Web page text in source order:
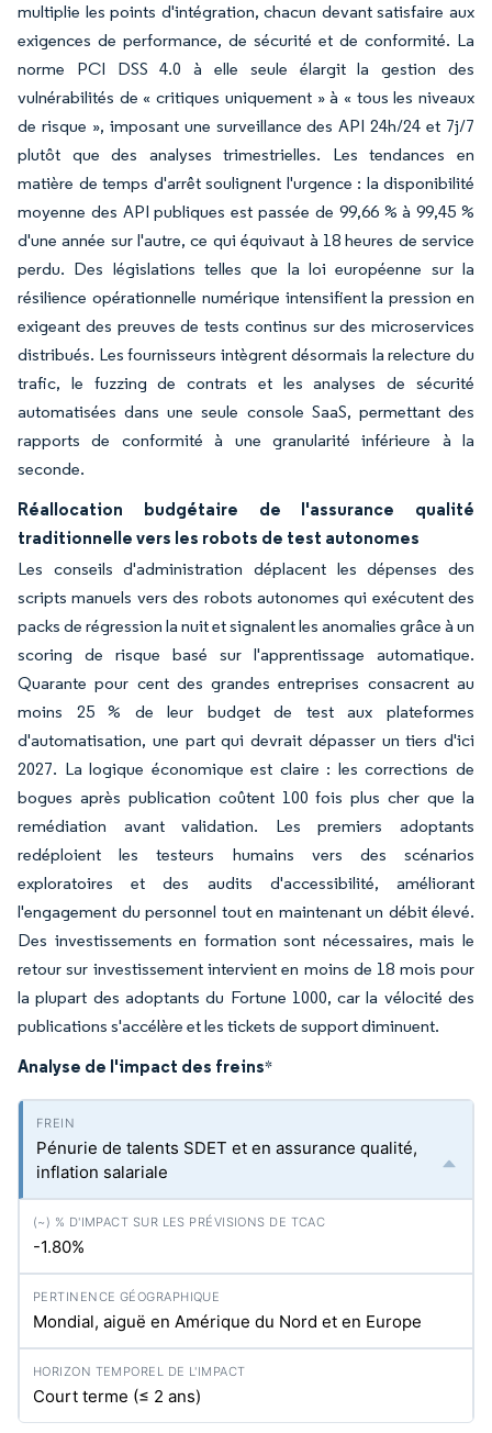
multiplie les points d'intégration, chacun devant satisfaire aux
exigences de performance, de sécurité et de conformité. La
norme PCI DSS 4.0 à elle seule élargit la gestion des
vulnérabilités de « critiques uniquement » à « tous les niveaux
de risque », imposant une surveillance des API 24h/24 et 7j/7
plutôt que des analyses trimestrielles. Les tendances en
matière de temps d'arrêt soulignent l'urgence : la disponibilité
moyenne des API publiques est passée de 99,66 % à 99,45 %
d'une année sur l'autre, ce qui équivaut à 18 heures de service
perdu. Des législations telles que la loi européenne sur la
résilience opérationnelle numérique intensifient la pression en
exigeant des preuves de tests continus sur des microservices
distribués. Les fournisseurs intègrent désormais la relecture du
trafic, le fuzzing de contrats et les analyses de sécurité
automatisées dans une seule console SaaS, permettant des
rapports de conformité à une granularité inférieure à la
seconde.
Réallocation budgétaire de l'assurance qualité
traditionnelle vers les robots de test autonomes
Les conseils d'administration déplacent les dépenses des
scripts manuels vers des robots autonomes qui exécutent des
packs de régression la nuit et signalent les anomalies grâce à un
scoring de risque basé sur l'apprentissage automatique.
Quarante pour cent des grandes entreprises consacrent au
moins 25 % de leur budget de test aux plateformes
d'automatisation, une part qui devrait dépasser un tiers d'ici
2027. La logique économique est claire : les corrections de
bogues après publication coûtent 100 fois plus cher que la
remédiation avant validation. Les premiers adoptants
redéploient les testeurs humains vers des scénarios
exploratoires et des audits d'accessibilité, améliorant
l'engagement du personnel tout en maintenant un débit élevé.
Des investissements en formation sont nécessaires, mais le
retour sur investissement intervient en moins de 18 mois pour
la plupart des adoptants du Fortune 1000, car la vélocité des
publications s'accélère et les tickets de support diminuent.
Analyse de l'impact des freins*
Pénurie de talents SDET et en assurance qualité,
inflation salariale
-1.80%
Mondial, aiguë en Amérique du Nord et en Europe
Court terme (≤ 2 ans)